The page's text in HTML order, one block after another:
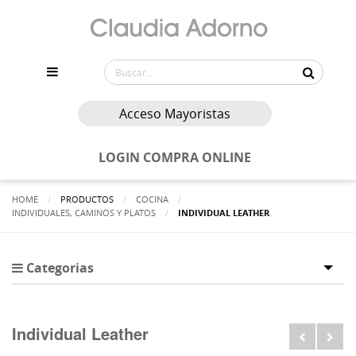
Acceso Mayoristas
LOGIN COMPRA ONLINE
HOME PRODUCTOS
COCINA
INDIVIDUALES, CAMINOS Y PLATOS
ACTUALMENTE:
INDIVIDUAL LEATHER
Categorias
Individual Leather